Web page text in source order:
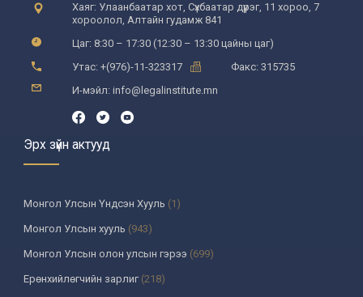
Хаяг: Улаанбаатар хот, Сүхбаатар дүүрэг, 11 хороо, 7
хороолол, Алтайн гудамж 841
Цаг: 8:30 – 17:30 (12:30 – 13:30 цайны цаг)
Утас: +(976)-11-323317
Факс: 315735
И-мэйл: info@legalinstitute.mn
Эрх зүйн актууд
Монгол Улсын Үндсэн Хууль (1)
Монгол Улсын хууль (943)
Монгол Улсын олон улсын гэрээ (699)
Ерөнхийлөгчийн зарлиг(218)